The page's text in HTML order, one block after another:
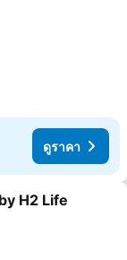
ดูราคา
โปรด
H2 Life